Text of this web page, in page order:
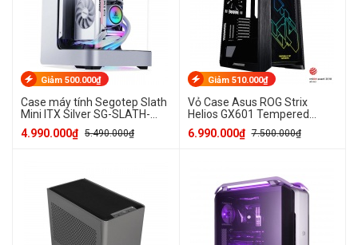
Giảm 500.000₫
Case máy tính Segotep Slath
Mini ITX Silver SG-SLATH-
MINI
4.990.000₫ 5.490.000₫
Giảm 510.000₫
Vỏ Case Asus ROG Strix
Helios GX601 Tempered
Glass Gaming (Mid
Tower/Màu Đen/Led RGB)
6.990.000₫ 7.500.000₫